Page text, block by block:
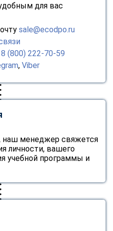
для вас
sale@ecodpo.ru
8 (800) 222-70-59
, Viber
наш менеджер свяжется
личности, вашего
учебной программы и